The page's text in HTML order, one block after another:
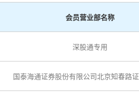
会员营业部名称
深股通专用
国泰海通证券股份有限公司北京知春路